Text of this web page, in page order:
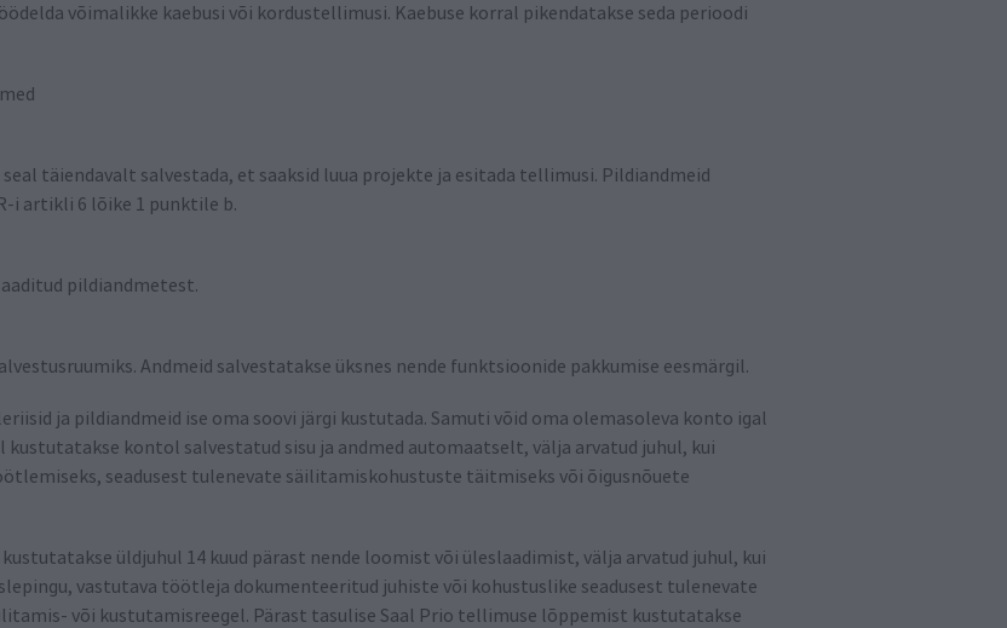
võimalikke kaebusi või kordustellimusi. Kaebuse korral pikendatakse seda perioodi
täiendavalt salvestada, et saaksid luua projekte ja esitada tellimusi. Pildiandmeid
i artikli 6 lõike 1 punktile b.
pildiandmetest.
Andmeid salvestatakse üksnes nende funktsioonide pakkumise eesmärgil.
ja pildiandmeid ise oma soovi järgi kustutada. Samuti võid oma olemasoleva konto igal
kontol salvestatud sisu ja andmed automaatselt, välja arvatud juhul, kui
seadusest tulenevate säilitamiskohustuste täitmiseks või õigusnõuete
üldjuhul 14 kuud pärast nende loomist või üleslaadimist, välja arvatud juhul, kui
vastutava töötleja dokumenteeritud juhiste või kohustuslike seadusest tulenevate
või kustutamisreegel. Pärast tasulise Saal Prio tellimuse lõppemist kustutatakse